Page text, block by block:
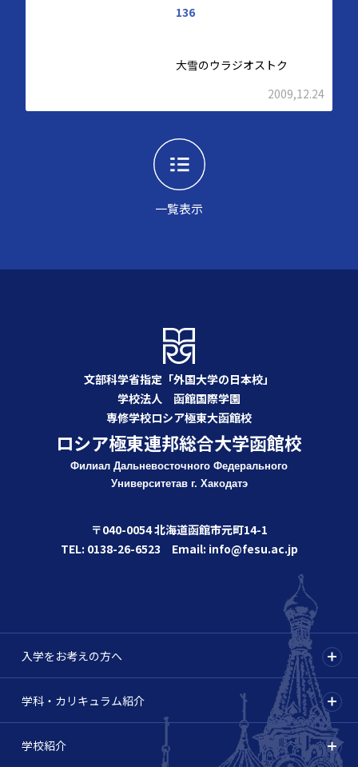
一覧表示
136
大雪のウラジオストク
2009,12.24
文部科学省指定「外国大学の日本校」
学校法人 函館国際学園
専修学校ロシア極東大函館校
ロシア極東連邦総合大学函館校
Филиал Дальневосточного Федерального
Университетав г. Хакодатэ
〒040-0054 北海道函館市元町14-1
TEL: 0138-26-6523 Email: info@fesu.ac.jp
入学をお考えの方へ
学科・カリキュラム紹介
学校紹介